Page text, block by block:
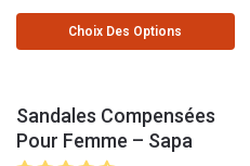
Choix Des Options
Sandales Compensées
Pour Femme – Sapa